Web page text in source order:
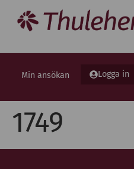
Min ansökan Logga in
1749